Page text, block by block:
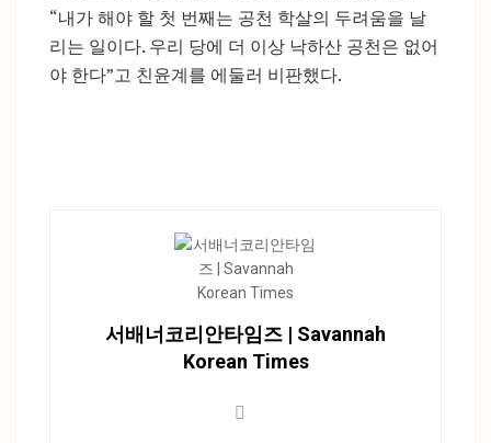
“내가 해야 할 첫 번째는 공천 학살의 두려움을 날
리는 일이다. 우리 당에 더 이상 낙하산 공천은 없어
야 한다”고 친윤계를 에둘러 비판했다.
서배너코리안타임즈 | Savannah
Korean Times